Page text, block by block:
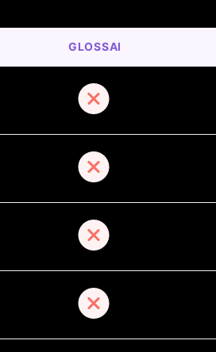
GLOSSAI